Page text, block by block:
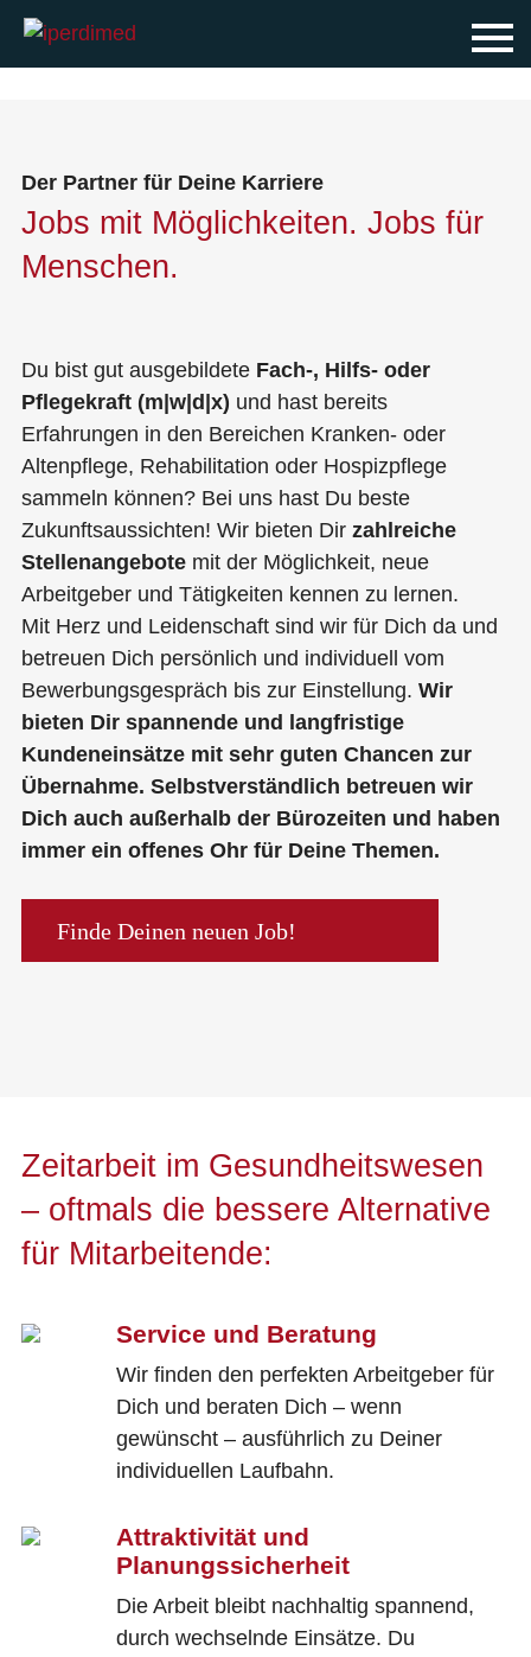
Der Partner für Deine Karriere
Jobs mit Möglichkeiten. Jobs für
Menschen.
Du bist gut ausgebildete Fach-, Hilfs- oder
Pflegekraft (m|w|d|x) und hast bereits
Erfahrungen in den Bereichen Kranken- oder
Altenpflege, Rehabilitation oder Hospizpflege
sammeln können? Bei uns hast Du beste
Zukunftsaussichten! Wir bieten Dir zahlreiche
Stellenangebotemit der Möglichkeit, neue
Arbeitgeber und Tätigkeiten kennen zu lernen.
Mit Herz und Leidenschaft sind wir für Dich da und
betreuen Dich persönlich und individuell vom
Bewerbungsgespräch bis zur Einstellung. Wir
bieten Dir spannende und langfristige
Kundeneinsätze mit sehr guten Chancen zur
Übernahme. Selbstverständlich betreuen wir
Dich auch außerhalb der Bürozeiten und haben
immer ein offenes Ohr für Deine Themen.
Finde Deinen neuen Job!
Zeitarbeit im Gesundheitswesen
– oftmals die bessere Alternative
für Mitarbeitende:
Service und Beratung
Wir finden den perfekten Arbeitgeber für
Dich und beraten Dich – wenn
gewünscht – ausführlich zu Deiner
individuellen Laufbahn.
Attraktivität und
Planungssicherheit
Die Arbeit bleibt nachhaltig spannend,
durch wechselnde Einsätze. Du
Für Bewerber
Über iperdimed
Kontakt